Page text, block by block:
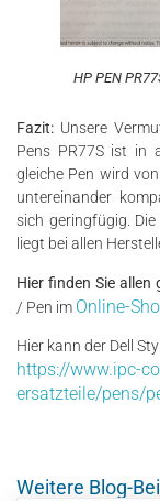
HP PEN
Fazit: Unsere
Pens PR77S ist in
gleiche Pen wird
untereinander
sich geringfügig.
liegt bei allen
Hier finden Sie
/ Pen im Online-
Hier kann der Dell
https://www.ipc-
ersatzteile/pens/
Weitere Blog-